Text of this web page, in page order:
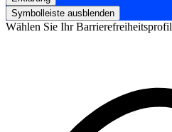
Symbolleiste ausblenden
Wählen Sie Ihr Barrierefreiheitsprofil